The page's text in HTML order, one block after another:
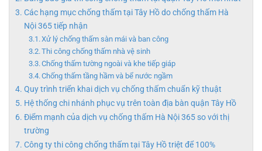
Các hạng mục chống thấm tại Tây Hồ do chống thấm Hà
Nội 365 tiếp nhận
Xử lý chống thấm sàn mái và ban công
Thi công chống thấm nhà vệ sinh
Chống thấm tường ngoài và khe tiếp giáp
Chống thấm tầng hầm và bể nước ngầm
Quy trình triển khai dịch vụ chống thấm chuẩn kỹ thuật
Hệ thống chi nhánh phục vụ trên toàn địa bàn quận Tây Hồ
Điểm mạnh của dịch vụ chống thấm Hà Nội 365 so với thị
trường
Công ty thi công chống thấm tại Tây Hồ triệt để 100%